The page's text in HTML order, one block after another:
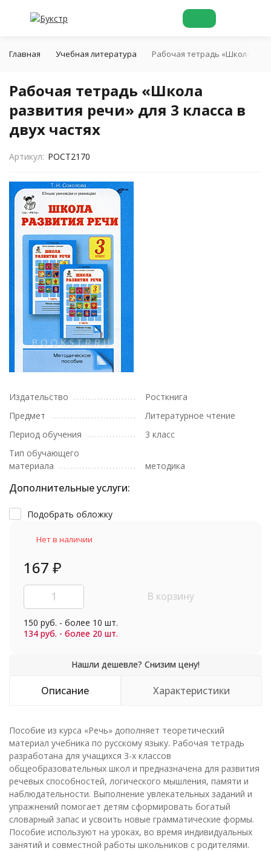
Главная Учебная литература Рабочая тетрадь «Школа
Рабочая тетрадь «Школа
развития речи» для 3 класса в
двух частях
Артикул: POCT2170
Издательство
Росткнига
Предмет
Литературное чтение
Период обучения
3 класс
Тип обучающего
материала
методика
Дополнительные услуги:
Подобрать обложку
Нет в наличии
167 ₽
В корзину
150 руб. - более 10 шт.
134 руб. - более 20 шт.
Описание Характеристики
Пособие из курса «Речь» дополняет теоретический
материал учебника по русскому языку. Рабочая тетрадь
разработана для учащихся 3-х классов
общеобразовательных школ и предназначена для развития
речевых способностей, логического мышления, памяти и
наблюдательности. Выполнение увлекательных заданий и
упражнений помогает детям сформировать богатый
словарный запас и усвоить новые грамматические формы.
Пособие используют на уроках, во время индивидуальных
занятий и совместной работы школьников с родителями.